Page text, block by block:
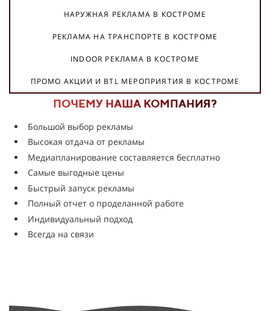
НАРУЖНАЯ РЕКЛАМА В КОСТРОМЕ
РЕКЛАМА НА ТРАНСПОРТЕ В КОСТРОМЕ
INDOOR РЕКЛАМА В КОСТРОМЕ
ПРОМО АКЦИИ И BTL МЕРОПРИЯТИЯ В КОСТРОМЕ
ПОЧЕМУ НАША КОМПАНИЯ?
Большой выбор рекламы
Высокая отдача от рекламы
Медиапланирование составляется бесплатно
Самые выгодные цены
Быстрый запуск рекламы
Полный отчет о проделанной работе
Индивидуальный подход
Всегда на связи